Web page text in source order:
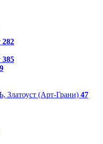
282
385
Златоуст (Арт-Грани) 47